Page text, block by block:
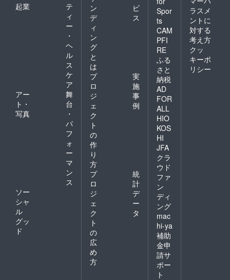
起業
テ
ィ
ー
・
ヘ
ル
ス
ケ
ア
アー
ト・
写真
舞
台
・
パ
フ
ォ
ー
マ
ン
ス
ソー
シャ
ル
グッ
ド
ン
デ
ィ
ン
グ
と
は
ビ
ス
プ
ロ
ジ
ェ
ク
ト
の
作
り
方
実
施
事
例
プ
ロ
ジ
ェ
ク
ト
の
広
め
方
統
計
デ
ー
タ
Spor
ts
CAM
PFI
RE
ふる
さと
納税
AD
FOR
ALL
HIO
KOS
HI
JFA
クラ
ウド
ファ
ン
ディ
ング
mac
hi-ya
補助
金申
請サ
ポー
ト
ラスメ
ントに
対する
考え方
クッ
キーポ
リシー